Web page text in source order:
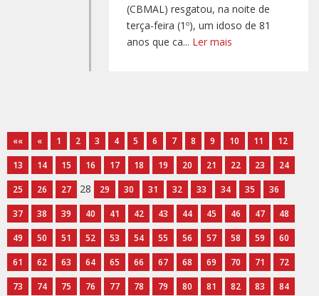
(CBMAL) resgatou, na noite de
terça-feira (1º), um idoso de 81
anos que ca... Ler mais
«« « 1 2 3 4 5 6 7 8 9 10 11
12
13
14 15 16 17 18 19 20 21 22 23
24
25
26 27 28 29 30 31 32 33 34 35
36
37
38 39 40 41 42 43 44 45 46 47
48
49
50 51 52 53 54 55 56 57 58 59
60
61
62 63 64 65 66 67 68 69 70 71
72
73
74 75 76 77 78 79 80 81 82 83
84